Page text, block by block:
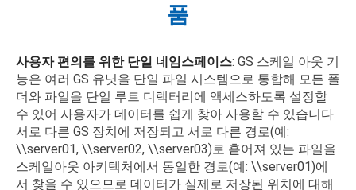
품
사용자 편의를 위한 단일 네임스페이스: GS 스케일 아웃 기
능은 여러 GS 유닛을 단일 파일 시스템으로 통합해 모든 폴
더와 파일을 단일 루트 디렉터리에 액세스하도록 설정할
수 있어 사용자가 데이터를 쉽게 찾아 사용할 수 있습니다.
서로 다른 GS 장치에 저장되고 서로 다른 경로(예:
\\server01, \\server02, \\server03)로 흩어져 있는 파일을
스케일아웃 아키텍처에서 동일한 경로(예: \\server01)에
서 찾을 수 있으므로 데이터가 실제로 저장된 위치에 대해